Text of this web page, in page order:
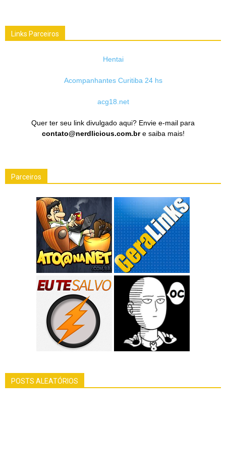
Links Parceiros
Hentai
Acompanhantes Curitiba 24 hs
acg18.net
Quer ter seu link divulgado aqui? Envie e-mail para
contato@nerdlicious.com.bre saiba mais!
Parceiros
POSTS ALEATÓRIOS